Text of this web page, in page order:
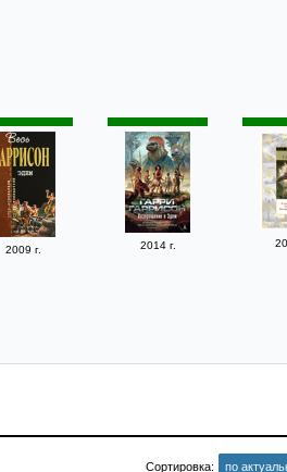
2009 г.
2014 г.
Сортировка: по